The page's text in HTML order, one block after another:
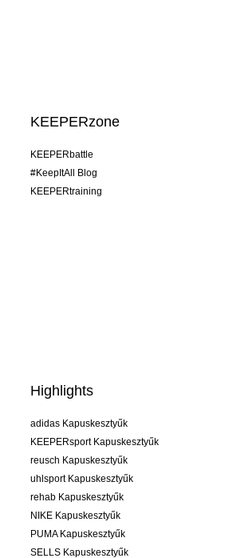
KEEPERzone
KEEPERbattle
#KeepItAll Blog
KEEPERtraining
Highlights
adidas Kapuskesztyűk
KEEPERsport Kapuskesztyűk
reusch Kapuskesztyűk
uhlsport Kapuskesztyűk
rehab Kapuskesztyűk
NIKE Kapuskesztyűk
PUMA Kapuskesztyűk
SELLS Kapuskesztyűk